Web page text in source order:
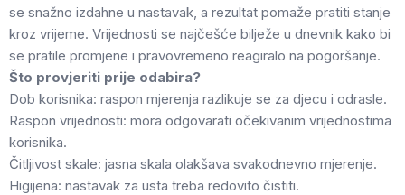
se snažno izdahne u nastavak, a rezultat pomaže pratiti stanje
kroz vrijeme. Vrijednosti se najčešće bilježe u dnevnik kako bi
se pratile promjene i pravovremeno reagiralo na pogoršanje.
Što provjeriti prije odabira?
Dob korisnika: raspon mjerenja razlikuje se za djecu i odrasle.
Raspon vrijednosti: mora odgovarati očekivanim vrijednostima
korisnika.
Čitljivost skale: jasna skala olakšava svakodnevno mjerenje.
Higijena: nastavak za usta treba redovito čistiti.